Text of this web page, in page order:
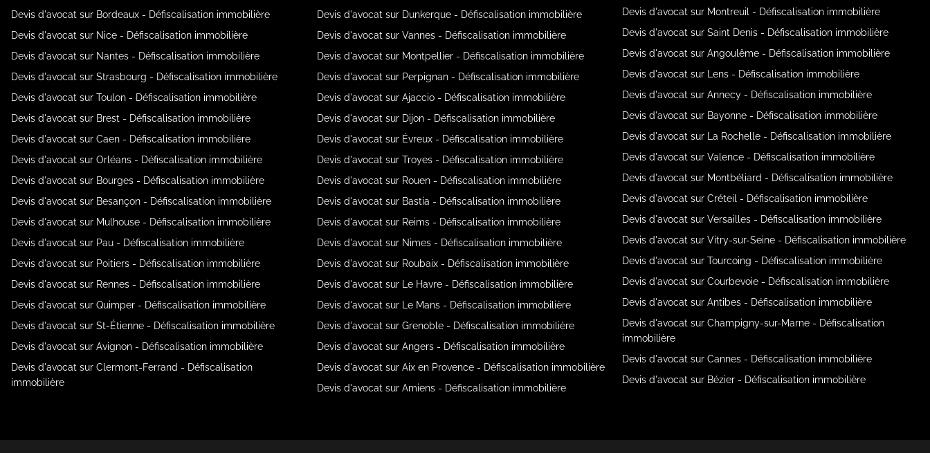
Devis d'avocat sur Bordeaux - Défiscalisation immobilière
Devis d'avocat sur Nice - Défiscalisation immobilière
Devis d'avocat sur Nantes - Défiscalisation immobilière
Devis d'avocat sur Strasbourg - Défiscalisation immobilière
Devis d'avocat sur Toulon - Défiscalisation immobilière
Devis d'avocat sur Brest - Défiscalisation immobilière
Devis d'avocat sur Caen - Défiscalisation immobilière
Devis d'avocat sur Orléans - Défiscalisation immobilière
Devis d'avocat sur Bourges - Défiscalisation immobilière
Devis d'avocat sur Besançon - Défiscalisation immobilière
Devis d'avocat sur Mulhouse - Défiscalisation immobilière
Devis d'avocat sur Pau - Défiscalisation immobilière
Devis d'avocat sur Poitiers - Défiscalisation immobilière
Devis d'avocat sur Rennes - Défiscalisation immobilière
Devis d'avocat sur Quimper - Défiscalisation immobilière
Devis d'avocat sur St-Étienne - Défiscalisation immobilière
Devis d'avocat sur Avignon - Défiscalisation immobilière
Devis d'avocat sur Clermont-Ferrand - Défiscalisation
immobilière
Devis d'avocat sur Dunkerque - Défiscalisation immobilière
Devis d'avocat sur Vannes - Défiscalisation immobilière
Devis d'avocat sur Montpellier - Défiscalisation immobilière
Devis d'avocat sur Perpignan - Défiscalisation immobilière
Devis d'avocat sur Ajaccio - Défiscalisation immobilière
Devis d'avocat sur Dijon - Défiscalisation immobilière
Devis d'avocat sur Évreux - Défiscalisation immobilière
Devis d'avocat sur Troyes - Défiscalisation immobilière
Devis d'avocat sur Rouen - Défiscalisation immobilière
Devis d'avocat sur Bastia - Défiscalisation immobilière
Devis d'avocat sur Reims - Défiscalisation immobilière
Devis d'avocat sur Nimes - Défiscalisation immobilière
Devis d'avocat sur Roubaix - Défiscalisation immobilière
Devis d'avocat sur Le Havre - Défiscalisation immobilière
Devis d'avocat sur Le Mans - Défiscalisation immobilière
Devis d'avocat sur Grenoble - Défiscalisation immobilière
Devis d'avocat sur Angers - Défiscalisation immobilière
Devis d'avocat sur Aix en Provence - Défiscalisation immobilière
Devis d'avocat sur Amiens - Défiscalisation immobilière
Devis d'avocat sur Montreuil - Défiscalisation immobilière
Devis d'avocat sur Saint Denis - Défiscalisation immobilière
Devis d'avocat sur Angoulême - Défiscalisation immobilière
Devis d'avocat sur Lens - Défiscalisation immobilière
Devis d'avocat sur Annecy - Défiscalisation immobilière
Devis d'avocat sur Bayonne - Défiscalisation immobilière
Devis d'avocat sur La Rochelle - Défiscalisation immobilière
Devis d'avocat sur Valence - Défiscalisation immobilière
Devis d'avocat sur Montbéliard - Défiscalisation immobilière
Devis d'avocat sur Créteil - Défiscalisation immobilière
Devis d'avocat sur Versailles - Défiscalisation immobilière
Devis d'avocat sur Vitry-sur-Seine - Défiscalisation immobilière
Devis d'avocat sur Tourcoing - Défiscalisation immobilière
Devis d'avocat sur Courbevoie - Défiscalisation immobilière
Devis d'avocat sur Antibes - Défiscalisation immobilière
Devis d'avocat sur Champigny-sur-Marne - Défiscalisation
immobilière
Devis d'avocat sur Cannes - Défiscalisation immobilière
Devis d'avocat sur Bézier - Défiscalisation immobilière